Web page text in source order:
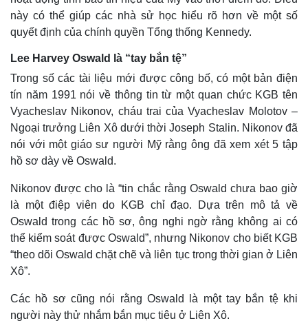
Tư vấn luật
Phân tích
này có thể giúp các nhà sử học hiểu rõ hơn về một số
quyết định của chính quyền Tổng thống Kennedy.
Lee Harvey Oswald là “tay bắn tệ”
Trong số các tài liệu mới được công bố, có một bản điện
tín năm 1991 nói về thông tin từ một quan chức KGB tên
Vyacheslav Nikonov, cháu trai của Vyacheslav Molotov –
Ngoại trưởng Liên Xô dưới thời Joseph Stalin. Nikonov đã
nói với một giáo sư người Mỹ rằng ông đã xem xét 5 tập
hồ sơ dày về Oswald.
Nikonov được cho là “tin chắc rằng Oswald chưa bao giờ
là một điệp viên do KGB chỉ đạo. Dựa trên mô tả về
Oswald trong các hồ sơ, ông nghi ngờ rằng không ai có
thể kiểm soát được Oswald”, nhưng Nikonov cho biết KGB
“theo dõi Oswald chặt chẽ và liên tục trong thời gian ở Liên
Xô”.
Các hồ sơ cũng nói rằng Oswald là một tay bắn tệ khi
người này thử nhắm bắn mục tiêu ở Liên Xô.